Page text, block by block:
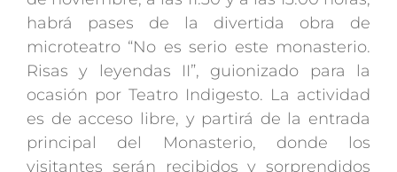
habrá pases de la divertida obra de
microteatro “No es serio este monasterio.
Risas y leyendas II”, guionizado para la
ocasión por Teatro Indigesto. La actividad
es de acceso libre, y partirá de la entrada
principal del Monasterio, donde los
visitantes serán recibidos y sorprendidos